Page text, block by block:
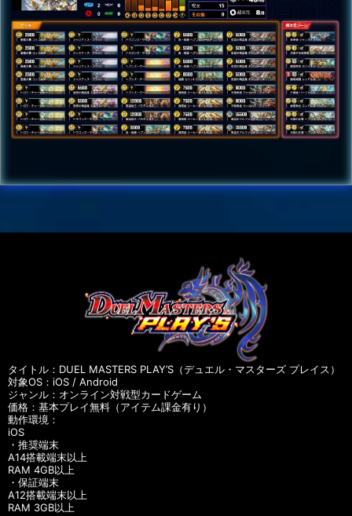
タイトル：DUEL MASTERS PLAY’S（デュエル・マスターズ プレイス）
対象OS：iOS / Android
ジャンル：オンライン対戦型カードゲーム
価格：基本プレイ無料（アイテム課金有り）
動作環境：
iOS
・推奨端末
A14搭載端末以上
RAM 4GB以上
・保証端末
A12搭載端末以上
RAM 3GB以上